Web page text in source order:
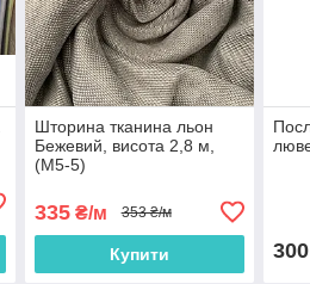
Шторина тканина льон
Бежевий, висота 2,8 м,
(M5-5)
335₴/м 353 ₴/м
Купити 300